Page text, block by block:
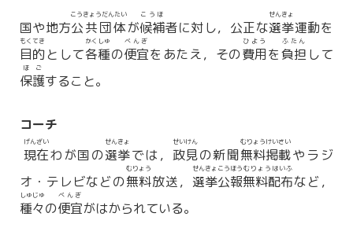
国や地方公共団体
こうきょうだんたい
が候補
こうほ
者に対し，公正な選挙
せんきょ
運動を
目的
もくてき
として各種
かくしゅ
の便宜
べんぎ
をあたえ，その費用
ひよう
を負担
ふたん
して
保護
ほご
すること。
コーチ
現在
げんざい
わが国の選挙
せんきょ
では， 政見
せいけん
の新聞無料掲載
むりょうけいさい
やラジ
オ・テレビなどの無料
むりょう
放送， 選挙公報
せんきょこうほう
無料配布
むりょうはいふ
など，
種々
しゅじゅ
の便宜
べんぎ
がはかられている。